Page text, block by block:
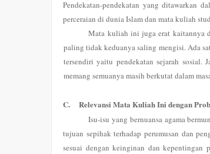
Pendekatan-pendekatan yang ditawarkan
perceraian di dunia Islam dan mata kuliah
Mata kuliah ini juga erat kaitannya
paling tidak keduanya saling mengisi. Ada
tersendiri yaitu pendekatan sejarah sosial.
memang semuanya masih berkutat dalam
C. Relevansi Mata Kuliah Ini dengan
Isu-isu yang bernuansa agama
tujuan sepihak terhadap perumusan dan
sesuai dengan keinginan dan kepentingan